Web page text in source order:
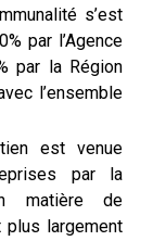
s’est
par l’Agence
par la Région
l’ensemble
est venue
par la
matière de
plus largement